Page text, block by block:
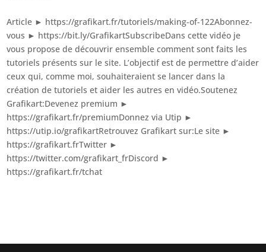
Article ► https://grafikart.fr/tutoriels/making-of-122Abonnez-
vous ► https://bit.ly/GrafikartSubscribeDans cette vidéo je
vous propose de découvrir ensemble comment sont faits les
tutoriels présents sur le site. L’objectif est de permettre d’aider
ceux qui, comme moi, souhaiteraient se lancer dans la
création de tutoriels et aider les autres en vidéo.Soutenez
Grafikart:Devenez premium ►
https://grafikart.fr/premiumDonnez via Utip ►
https://utip.io/grafikartRetrouvez Grafikart sur:Le site ►
https://grafikart.frTwitter ►
https://twitter.com/grafikart_frDiscord ►
https://grafikart.fr/tchat